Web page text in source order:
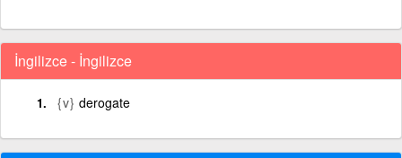
İngilizce - İngilizce
{v} derogate